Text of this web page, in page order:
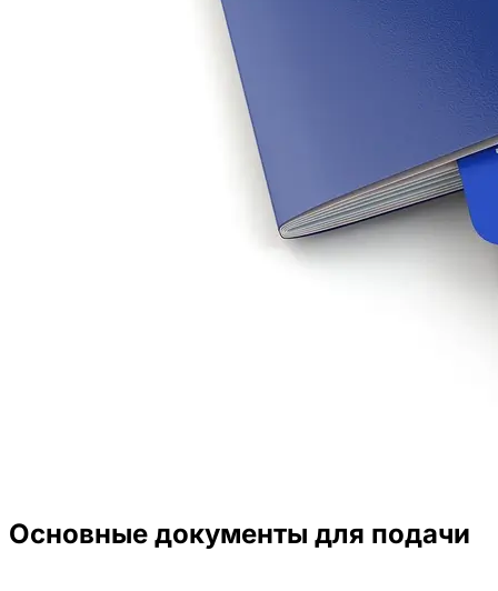
Основные документы для подачи